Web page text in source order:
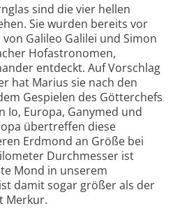
sind die vier hellen
Sie wurden bereits vor
Galileo Galilei und Simon
Hofastronomen,
entdeckt. Auf Vorschlag
hat Marius sie nach den
Gespielen des Götterchefs
Io, Europa, Ganymed und
übertreffen diese
Erdmond an Größe bei
Durchmesser ist
Mond in unserem
damit sogar größer als der
Merkur.